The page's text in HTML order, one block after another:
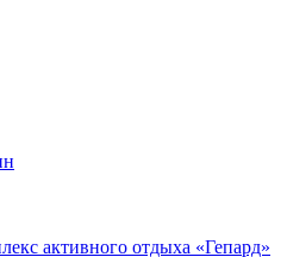
активного отдыха «Гепард»